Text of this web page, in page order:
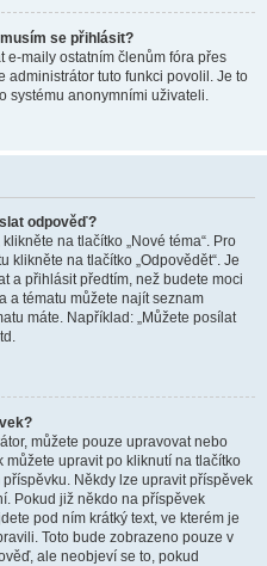
se přihlásit?
maily ostatním členům fóra přes
administrátor tuto funkci povolil. Je to
systému anonymními uživateli.
odpověď?
na tlačítko „Nové téma“. Pro
na tlačítko „Odpovědět“. Je
a přihlásit předtím, než budete moci
a tématu můžete najít seznam
máte. Například: „Můžete posílat
můžete pouze upravovat nebo
můžete upravit po kliknutí na tlačítko
Někdy lze upravit příspěvek
Pokud již někdo na příspěvek
pod ním krátký text, ve kterém je
Toto bude zobrazeno pouze v
ale neobjeví se to, pokud